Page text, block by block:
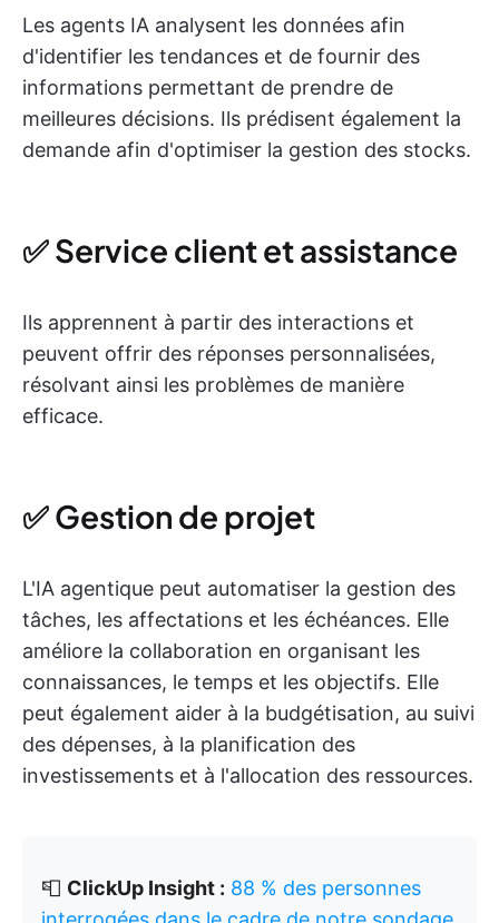
Les agents IA analysent les données afin
d'identifier les tendances et de fournir des
informations permettant de prendre de
meilleures décisions. Ils prédisent également la
demande afin d'optimiser la gestion des stocks.
✅ Service client et assistance
Ils apprennent à partir des interactions et
peuvent offrir des réponses personnalisées,
résolvant ainsi les problèmes de manière
efficace.
✅ Gestion de projet
L'IA agentique peut automatiser la gestion des
tâches, les affectations et les échéances. Elle
améliore la collaboration en organisant les
connaissances, le temps et les objectifs. Elle
peut également aider à la budgétisation, au suivi
des dépenses, à la planification des
investissements et à l'allocation des ressources.
📮 ClickUp Insight : 88 % des personnes